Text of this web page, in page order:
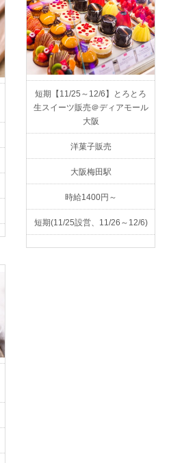
短期【11/25～12/6】とろとろ
生スイーツ販売＠ディアモール
大阪
洋菓子販売
大阪梅田駅
時給1400円～
短期(11/25設営、11/26～12/6)